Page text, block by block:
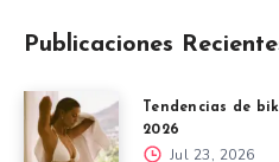
Publicaciones
Tendencias de
2026
Jul 23, 2026